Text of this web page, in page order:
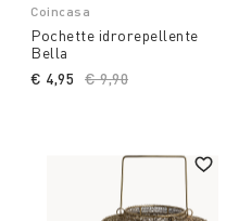
Coincasa
Pochette idrorepellente
Bella
Price reduced from
€ 9,90
€ 4,95